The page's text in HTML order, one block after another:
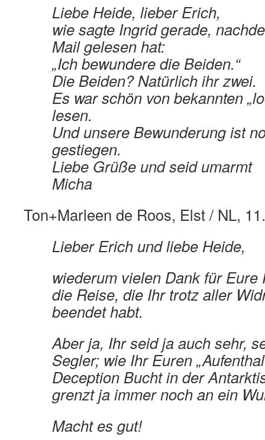
Liebe Heide, lieber Erich,
wie sagte Ingrid gerade,
Mail gelesen hat:
„Ich bewundere die Beiden.“
Die Beiden? Natürlich ihr zwei.
Es war schön von bekannten
lesen.
Und unsere Bewunderung ist
gestiegen.
Liebe Grüße und seid umarmt
Micha
Ton+Marleen de Roos, Elst / NL,
Lieber Erich und liebe Heide,
wiederum vielen Dank für Eure
die Reise, die Ihr trotz aller
beendet habt.
Aber ja, Ihr seid ja auch sehr,
Segler; wie Ihr Euren
Deception Bucht in der
grenzt ja immer noch an ein
Macht es gut!